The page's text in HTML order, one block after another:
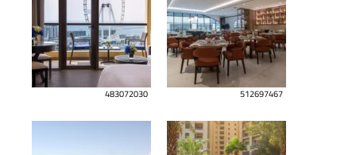
483072030 512697467